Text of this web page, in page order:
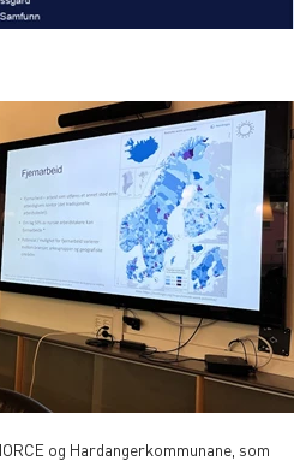
og Hardangerkommunane, som